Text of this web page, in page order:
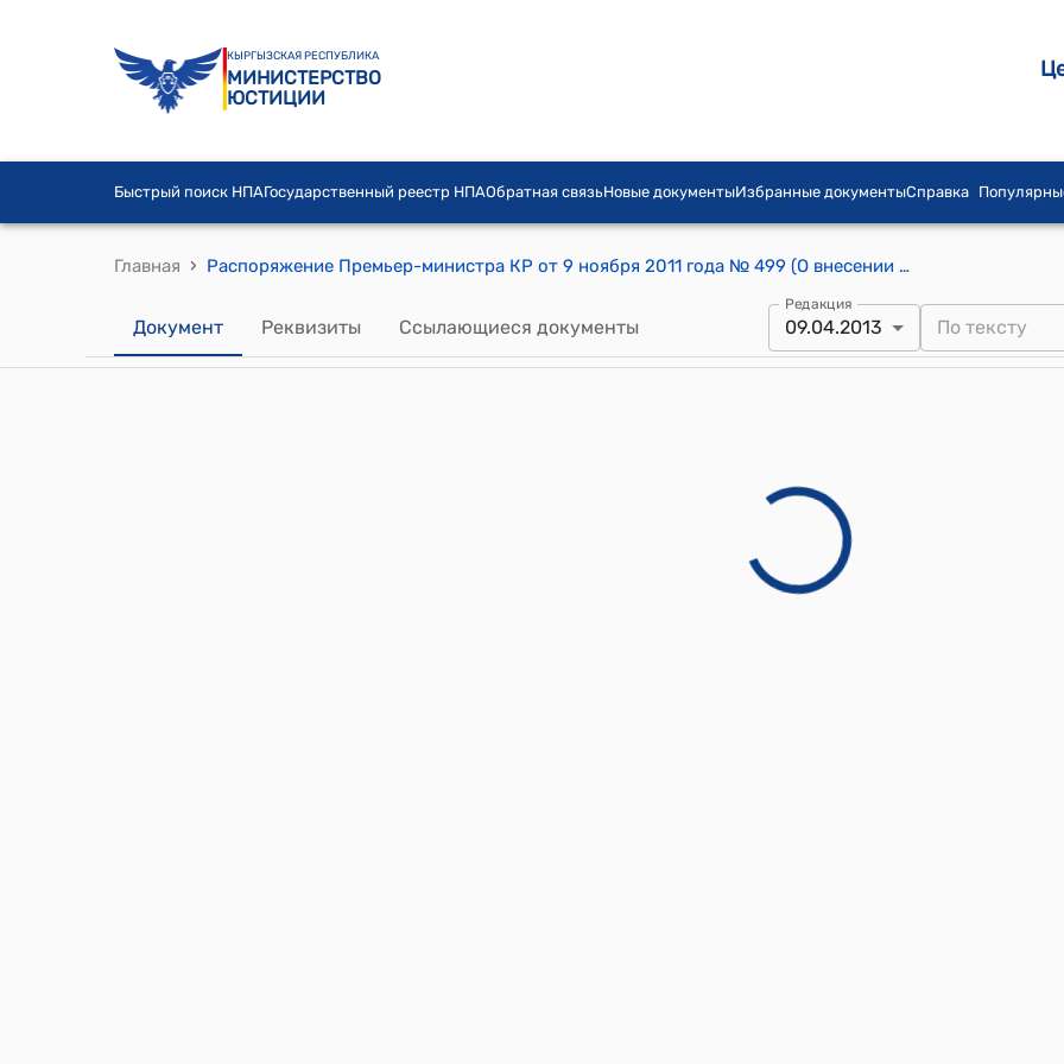
КЫРГЫЗСКАЯ РЕСПУБЛИКА
МИНИСТЕРСТВО
ЮСТИЦИИ
Быстрый поиск НПАГосударственный реестр НПАОбратная связьНовые документыИзбранные документыСправка
Главная › Распоряжение Премьер-министра КР от 9 ноября 2011 года № 499 (О внесении изменений в распоряжение Премьер-министра Кыргызской Республики от 17 марта 2011 года № 178)
Документ Реквизиты Ссылающиеся документы
Редакция
09.04.2013